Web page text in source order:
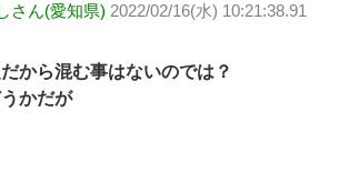
さん(愛知県) 2022/02/16(水) 10:21:38.91
から混む事はないのでは？
かだが